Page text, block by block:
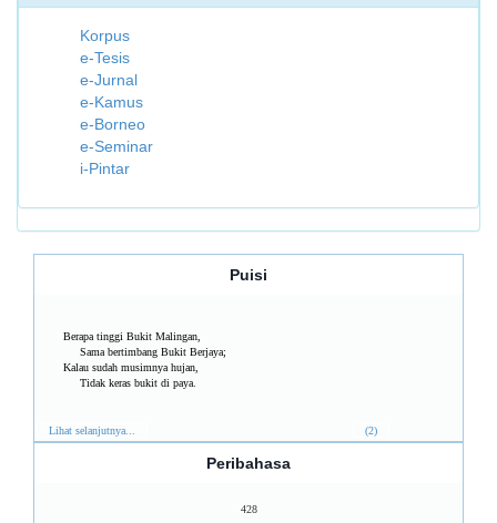
Korpus
e-Tesis
e-Jurnal
e-Kamus
e-Borneo
e-Seminar
i-Pintar
Puisi
Berapa tinggi Bukit Malingan,
Sama bertimbang Bukit Berjaya;
Kalau sudah musimnya hujan,
Tidak keras bukit di paya.
Lihat selanjutnya... (2)
Peribahasa
428